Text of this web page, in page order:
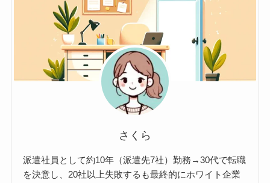
さくら
派遣社員として約10年（派遣先7社）勤務→30代で転職
を決意し、20社以上失敗するも最終的にホワイト企業